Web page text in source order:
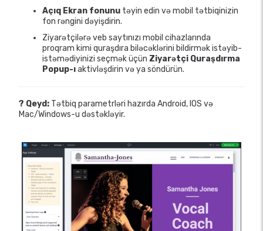
Açıq Ekran fonunu təyin edin və mobil tətbiqinizin
fon rəngini dəyişdirin.
Ziyarətçilərə veb saytınızı mobil cihazlarında
proqram kimi quraşdıra biləcəklərini bildirmək istəyib-
istəmədiyinizi seçmək üçün Ziyarətçi Quraşdırma
Popup-ıaktivləşdirin və ya söndürün.
? Qeyd: Tətbiq parametrləri hazırda Android, IOS və
Mac/Windows-u dəstəkləyir.